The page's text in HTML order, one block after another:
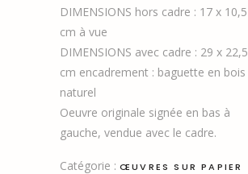
DIMENSIONS hors cadre : 17 x 10,5
cm à vue
DIMENSIONS avec cadre : 29 x 22,5
cm encadrement : baguette en bois
naturel
Oeuvre originale signée en bas à
gauche, vendue avec le cadre.
Catégorie : ŒUVRES SUR PAPIER